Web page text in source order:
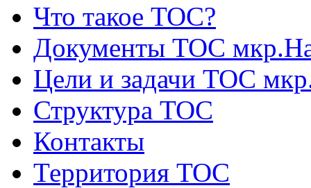
Что такое ТОС?
Документы ТОС
Цели и задачи ТОС
Структура ТОС
Контакты
Территория ТОС